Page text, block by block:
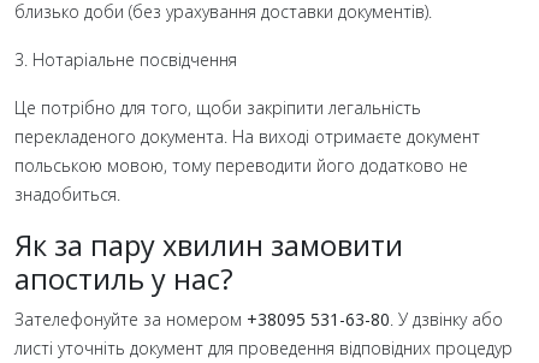
близько доби (без урахування доставки документів).
3. Нотаріальне посвідчення
Це потрібно для того, щоби закріпити легальність
перекладеного документа. На виході отримаєте документ
польською мовою, тому переводити його додатково не
знадобиться.
Як за пару хвилин замовити
апостиль у нас?
Зателефонуйте за номером +38095 531-63-80. У дзвінку або
листі уточніть документ для проведення відповідних процедур